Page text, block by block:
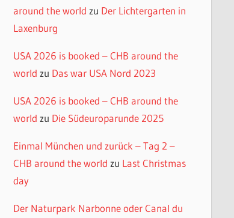
around the world zu Der Lichtergarten in
Laxenburg
USA 2026 is booked – CHB around the
world zu Das war USA Nord 2023
USA 2026 is booked – CHB around the
world zu Die Südeuroparunde 2025
Einmal München und zurück – Tag 2 –
CHB around the world zu Last Christmas
day
Der Naturpark Narbonne oder Canal du